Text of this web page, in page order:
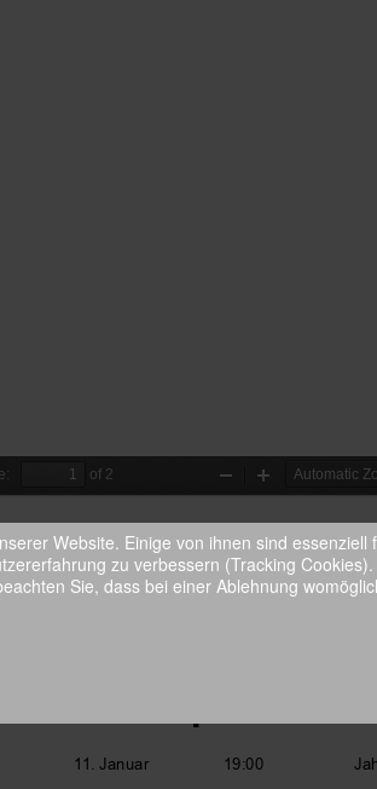
Website. Einige von ihnen sind
zu verbessern (Tracking
Sie, dass bei einer Ablehnung